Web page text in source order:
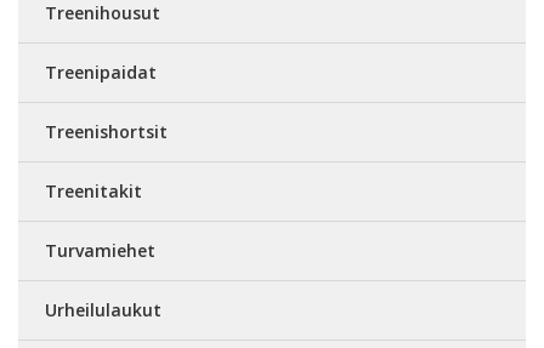
Treenihousut
Treenipaidat
Treenishortsit
Treenitakit
Turvamiehet
Urheilulaukut